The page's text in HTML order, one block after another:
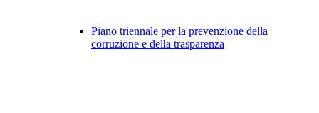
Piano triennale per la prevenzione della
corruzione e della trasparenza